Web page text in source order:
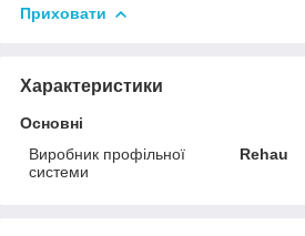
Приховати
Характеристики
Основні
Виробник профільної
системи
Rehau